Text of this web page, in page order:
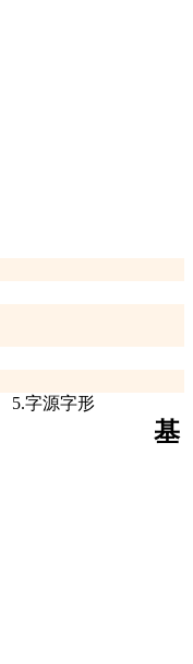
5.字源字形
基